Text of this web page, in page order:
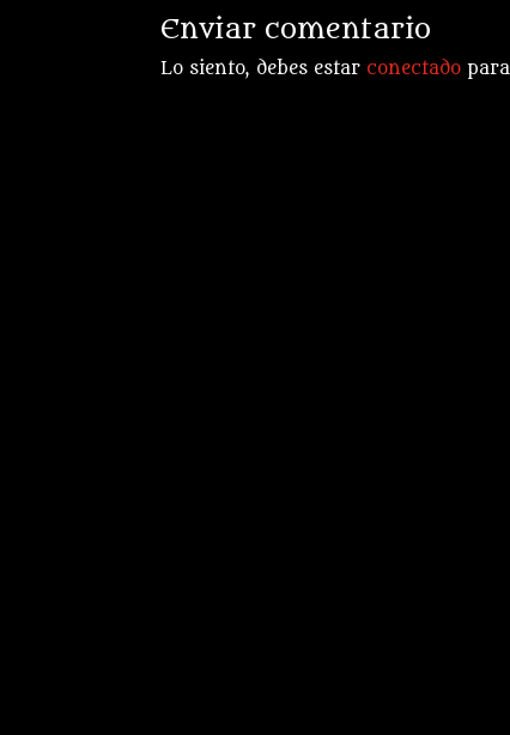
Enviar comentario
Lo siento, debes estar conectado